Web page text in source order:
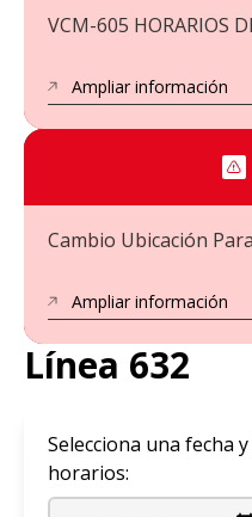
VCM-605 HORARIOS
Ampliar información
Cambio Ubicación
Ampliar información
Línea 632
Selecciona una fecha
horarios: